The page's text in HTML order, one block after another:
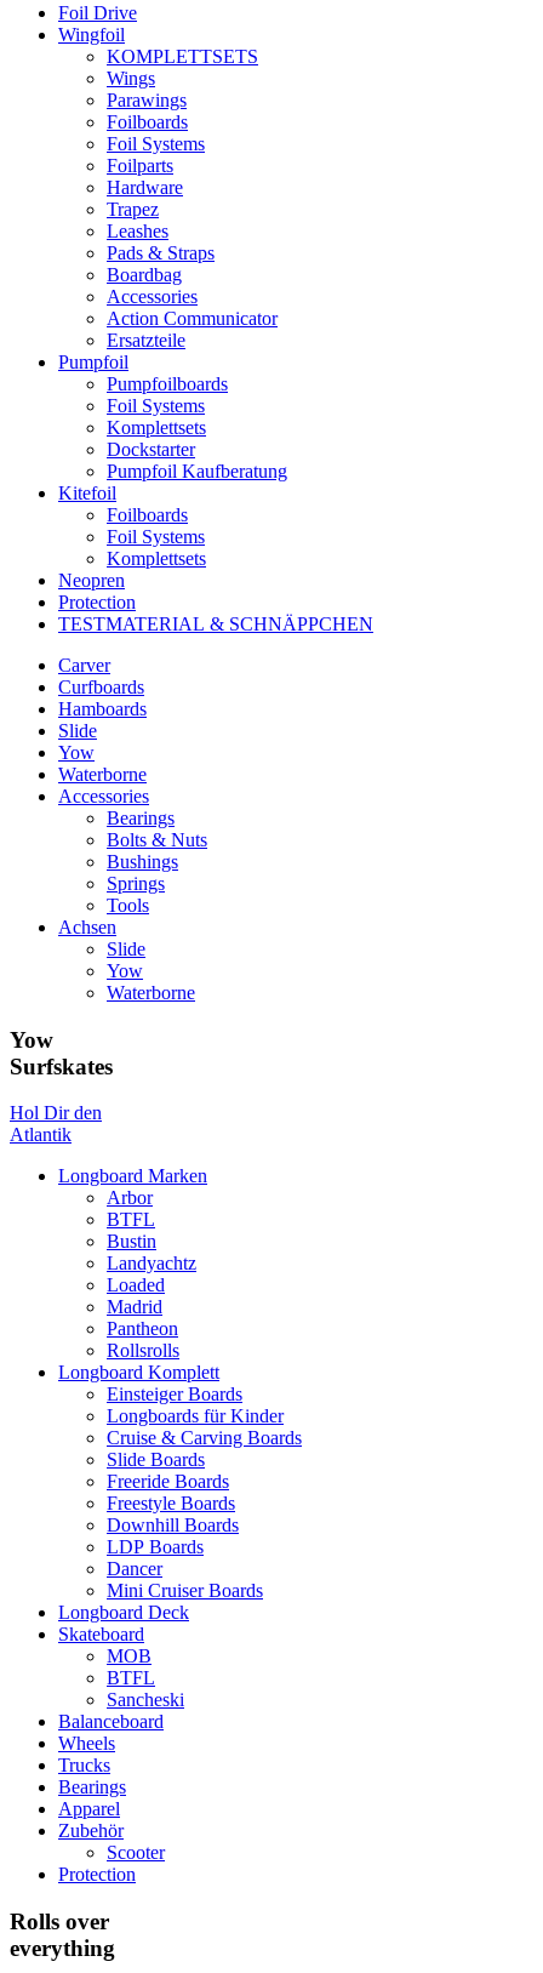
Foil Drive
Wingfoil
KOMPLETTSETS
Wings
Parawings
Foilboards
Foil Systems
Foilparts
Hardware
Trapez
Leashes
Pads & Straps
Boardbag
Accessories
Action Communicator
Ersatzteile
Pumpfoil
Pumpfoilboards
Foil Systems
Komplettsets
Dockstarter
Pumpfoil Kaufberatung
Kitefoil
Foilboards
Foil Systems
Komplettsets
Neopren
Protection
TESTMATERIAL & SCHNÄPPCHEN
Carver
Curfboards
Hamboards
Slide
Yow
Waterborne
Accessories
Bearings
Bolts & Nuts
Bushings
Springs
Tools
Achsen
Slide
Yow
Waterborne
Yow
Surfskates
Hol Dir den
Atlantik
Longboard Marken
Arbor
BTFL
Bustin
Landyachtz
Loaded
Madrid
Pantheon
Rollsrolls
Longboard Komplett
Einsteiger Boards
Longboards für Kinder
Cruise & Carving Boards
Slide Boards
Freeride Boards
Freestyle Boards
Downhill Boards
LDP Boards
Dancer
Mini Cruiser Boards
Longboard Deck
Skateboard
MOB
BTFL
Sancheski
Balanceboard
Wheels
Trucks
Bearings
Apparel
Zubehör
Scooter
Protection
Rolls over
everything